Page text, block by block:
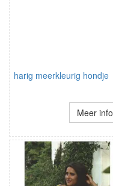
harig meerkleurig hondje
Meer info